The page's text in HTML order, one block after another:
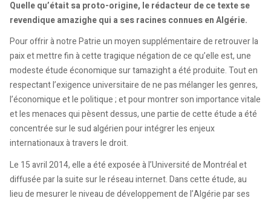
Quelle qu’était sa proto-origine, le rédacteur de ce texte se
revendique amazighe qui a ses racines connues en Algérie.
Pour offrir à notre Patrie un moyen supplémentaire de retrouver la
paix et mettre fin à cette tragique négation de ce qu’elle est, une
modeste étude économique sur tamazight a été produite. Tout en
respectant l’exigence universitaire de ne pas mélanger les genres,
l’économique et le politique ; et pour montrer son importance vitale
et les menaces qui pèsent dessus, une partie de cette étude a été
concentrée sur le sud algérien pour intégrer les enjeux
internationaux à travers le droit.
Le 15 avril 2014, elle a été exposée à l’Université de Montréal et
diffusée par la suite sur le réseau internet. Dans cette étude, au
lieu de mesurer le niveau de développement de l’Algérie par ses